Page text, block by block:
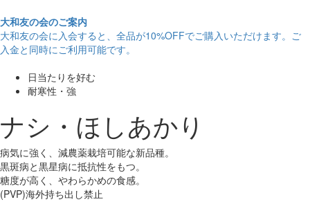
大和友の会のご案内
大和友の会に入会すると、 全品が10%OFFでご購入いただけます。ご
入金と同時にご利用可能です。
日当たりを好む
耐寒性・強
ナシ・ほしあかり
病気に強く、減農薬栽培可能な新品種。
黒斑病と黒星病に抵抗性をもつ。
糖度が高く、やわらかめの食感。
(PVP)海外持ち出し禁止